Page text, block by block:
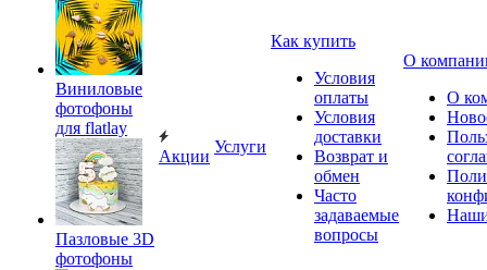
Виниловые
фотофоны
для flatlay
Пазловые 3D
фотофоны
Акции
Услуги
Как купить
Условия
оплаты
Условия
доставки
Возврат и
обмен
Часто
задаваемые
вопросы
О
О